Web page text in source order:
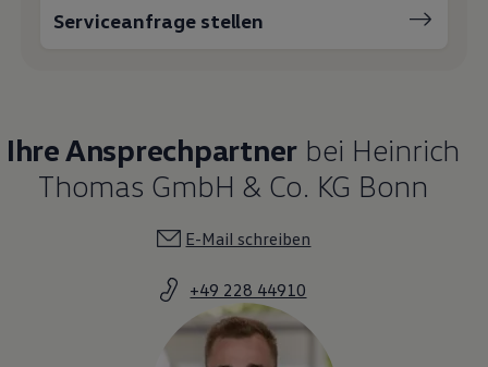
Serviceanfrage stellen
Ihre Ansprechpartner bei Heinrich
Thomas GmbH & Co. KG Bonn
E-Mail schreiben
+49 228 44910